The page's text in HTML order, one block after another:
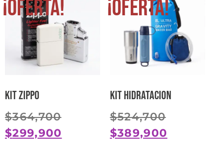
¡Oferta!
Kit Zippo
$364,700
$299,900
¡Oferta!
Kit hidratacion
$524,700
$389,900